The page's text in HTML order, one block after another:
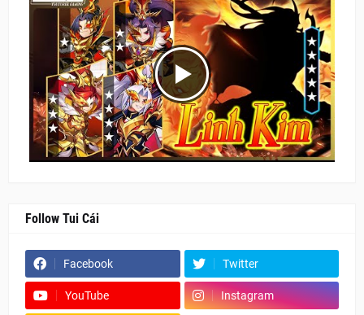
Follow Tui Cái
Facebook Twitter
YouTube Instagram